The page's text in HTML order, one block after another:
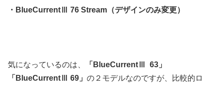
・BlueCurrentⅢ 76 Stream（デザインのみ変更）
気になっているのは、
「BlueCurrentⅢ 63」
「BlueCurrentⅢ 69」 の２モデルなのですが、比較的ロ